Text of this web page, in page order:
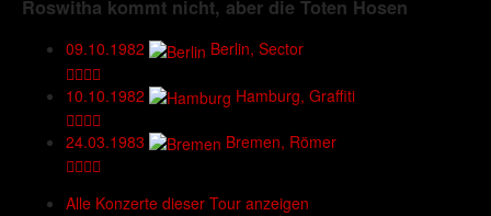
Roswitha kommt nicht, aber die Toten Hosen
09.10.1982 Berlin, Sector
10.10.1982 Hamburg, Graffiti
24.03.1983 Bremen, Römer
Alle Konzerte dieser Tour anzeigen